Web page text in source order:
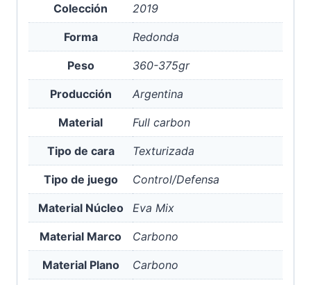
Colección 2019
Forma Redonda
Peso 360-375gr
Producción Argentina
Material Full carbon
Tipo de cara Texturizada
Tipo de juego Control/Defensa
Material Núcleo Eva Mix
Material Marco Carbono
Material Plano Carbono